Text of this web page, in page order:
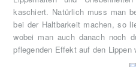
kaschiert. Natürlich muss man
bei der Haltbarkeit machen, so
wobei man auch danach noch
pflegenden Effekt auf den Lippen